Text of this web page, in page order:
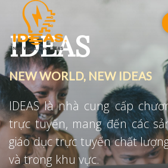
IDEAS
NEW WORLD, NEW IDEAS
IDEAS là nhà cung cấp
trực tuyến, mang đến các
giáo dục trực tuyến chất
và trong khu vực.